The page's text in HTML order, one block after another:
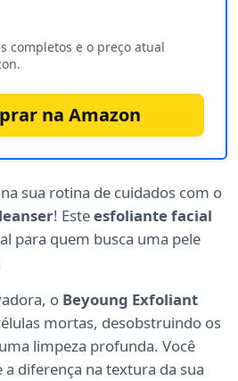
completos e o preço atual
na Amazon
sua rotina de cuidados com o
! Esteesfoliante facial
para quem busca uma pele
o Beyoung Exfoliant
mortas, desobstruindo os
limpeza profunda. Você
diferença na textura da sua